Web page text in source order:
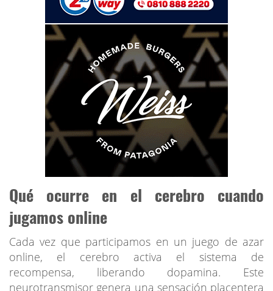
Qué ocurre en el cerebro cuando
jugamos online
Cada vez que participamos en un juego de azar
online, el cerebro activa el sistema de
recompensa, liberando dopamina. Este
neurotransmisor genera una sensación placentera